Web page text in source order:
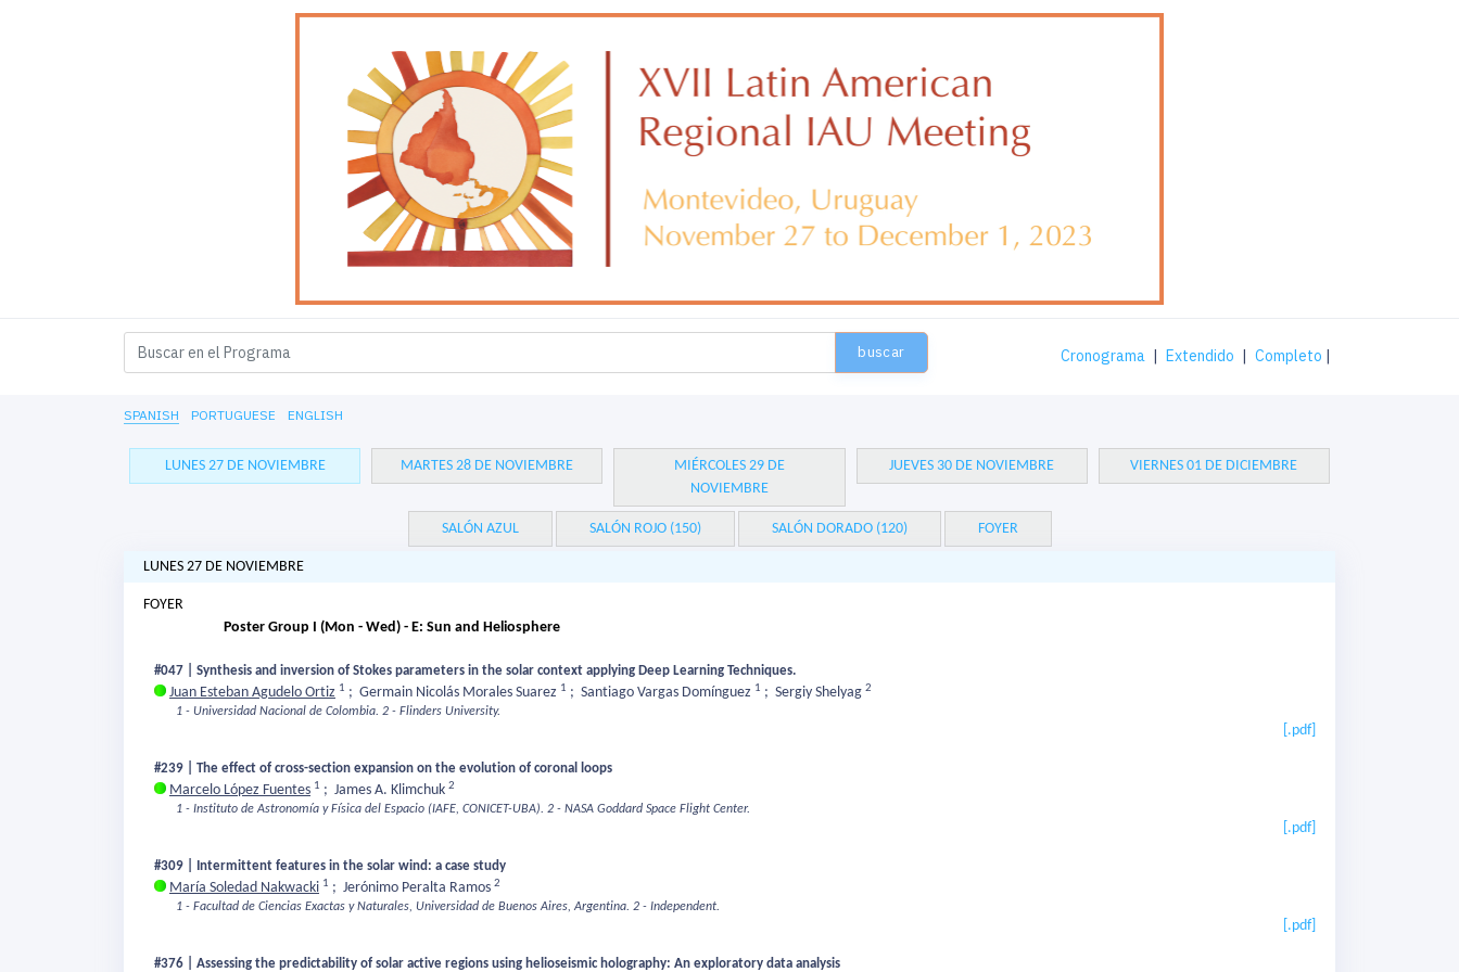
buscar Cronograma Extendido Completo
SPANISH PORTUGUESE ENGLISH
LUNES 27 DE NOVIEMBRE MARTES 28 DE NOVIEMBRE
MIÉRCOLES 29 DE
NOVIEMBRE
JUEVES 30 DE NOVIEMBRE VIERNES 01 DE DICIEMBRE
SALÓN AZUL SALÓN ROJO (150) SALÓN DORADO (120) FOYER
LUNES 27 DE NOVIEMBRE
FOYER
Poster Group I (Mon - Wed) - E: Sun and Heliosphere
#047 | Synthesis and inversion of Stokes parameters in the solar context applying Deep Learning Techniques.
Juan Esteban Agudelo Ortiz 1 ; Germain Nicolás Morales Suarez 1 ; Santiago Vargas Domínguez 1 ; Sergiy Shelyag 2
1 - Universidad Nacional de Colombia. 2 - Flinders University.
[.pdf]
#239 | The effect of cross-section expansion on the evolution of coronal loops
Marcelo López Fuentes 1 ; James A. Klimchuk 2
1 - Instituto de Astronomía y Física del Espacio (IAFE, CONICET-UBA). 2 - NASA Goddard Space Flight Center.
[.pdf]
#309 | Intermittent features in the solar wind: a case study
María Soledad Nakwacki 1 ; Jerónimo Peralta Ramos 2
1 - Facultad de Ciencias Exactas y Naturales, Universidad de Buenos Aires, Argentina. 2 - Independent.
[.pdf]
#376 | Assessing the predictability of solar active regions using helioseismic holography: An exploratory data analysis